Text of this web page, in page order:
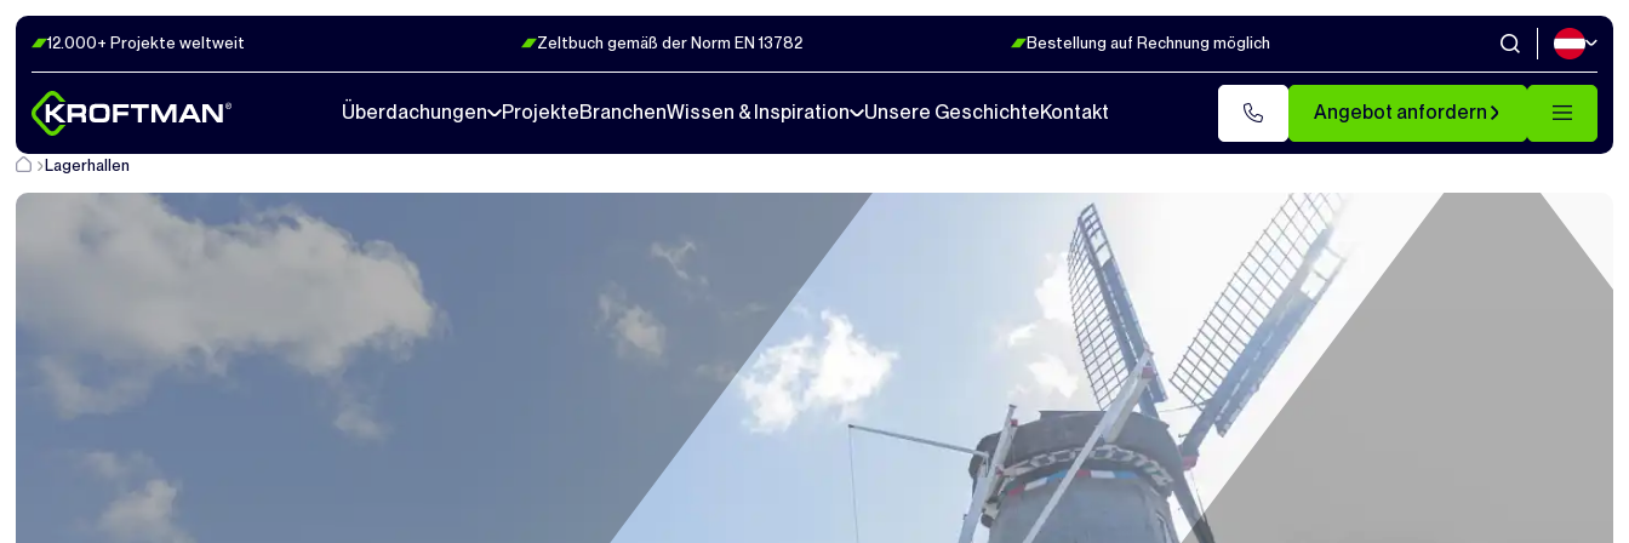
12.000+ Projekte weltweit Zeltbuch gemäß der Norm EN 13782 Bestellung auf Rechnung möglich
Überdachungen ProjekteBranchenWissen & Inspiration Unsere GeschichteKontakt Angebot anfordern
Lagerhallen